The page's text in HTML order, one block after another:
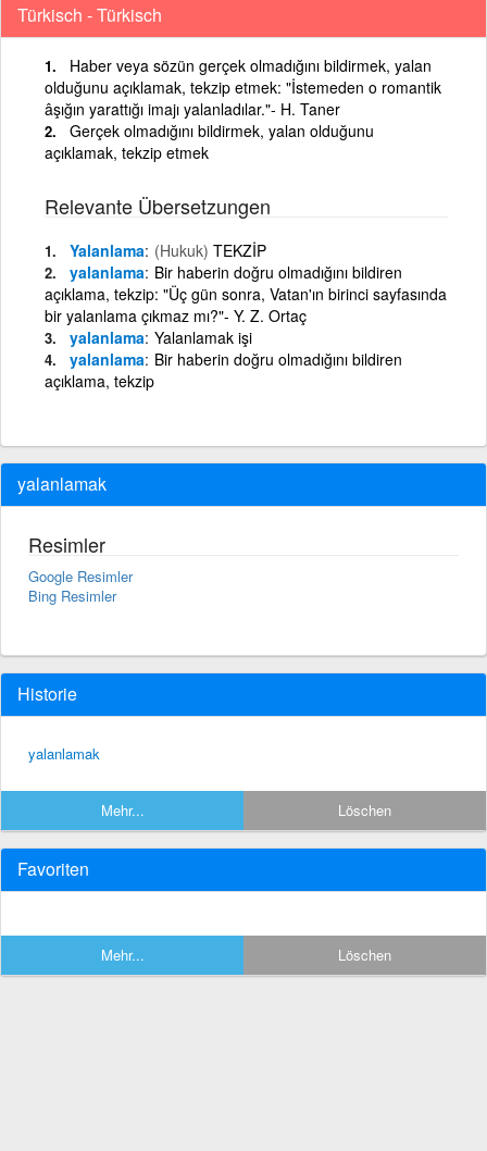
Türkisch - Türkisch
Haber veya sözün gerçek olmadığını bildirmek, yalan
olduğunu açıklamak, tekzip etmek: "İstemeden o romantik
âşığın yarattığı imajı yalanladılar."- H. Taner
Gerçek olmadığını bildirmek, yalan olduğunu
açıklamak, tekzip etmek
Relevante Übersetzungen
Yalanlama (Hukuk) TEKZİP
yalanlama Bir haberin doğru olmadığını bildiren
açıklama, tekzip: "Üç gün sonra, Vatan'ın birinci sayfasında
bir yalanlama çıkmaz mı?"- Y. Z. Ortaç
yalanlama Yalanlamak işi
yalanlama Bir haberin doğru olmadığını bildiren
açıklama, tekzip
yalanlamak
Resimler
Google Resimler
Bing Resimler
Historie
yalanlamak
Mehr... Löschen
Favoriten
Mehr... Löschen